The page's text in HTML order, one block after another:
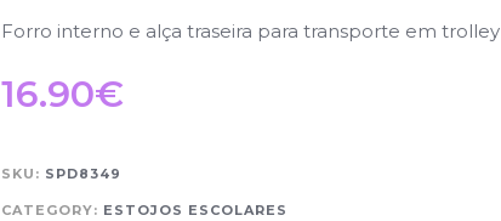
Forro interno e alça traseira para transporte em trolley
16.90€
SKU: SPD8349
CATEGORY: ESTOJOS ESCOLARES